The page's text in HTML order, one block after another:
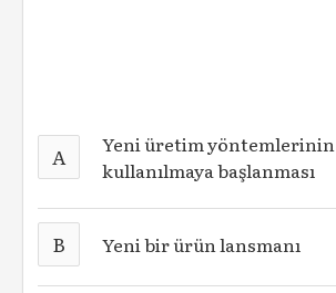
A
Yeni üretim yöntemlerinin
kullanılmaya başlanması
B Yeni bir ürün lansmanı